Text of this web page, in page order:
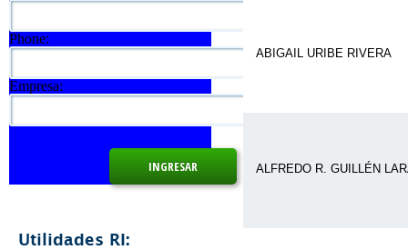
Phone:
Empresa:
Utilidades RI:
ABIGAIL URIBE RIVERA
ALFREDO R. GUILLÉN